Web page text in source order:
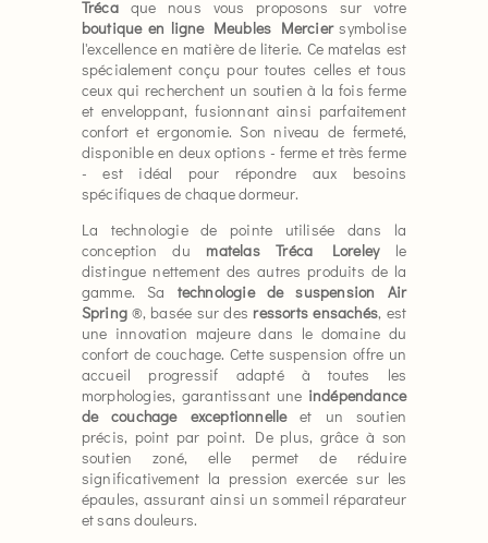
Trécaque nous vous proposons sur votre
boutique en ligne Meubles Merciersymbolise
l'excellence en matière de literie. Ce matelas est
spécialement conçu pour toutes celles et tous
ceux qui recherchent un soutien à la fois ferme
et enveloppant, fusionnant ainsi parfaitement
confort et ergonomie. Son niveau de fermeté,
disponible en deux options - ferme et très ferme
- est idéal pour répondre aux besoins
spécifiques de chaque dormeur.
La technologie de pointe utilisée dans la
conception du matelas Tréca Loreleyle
distingue nettement des autres produits de la
gamme. Sa technologie de suspension Air
Spring ®, basée sur des ressorts ensachés, est
une innovation majeure dans le domaine du
confort de couchage. Cette suspension offre un
accueil progressif adapté à toutes les
morphologies, garantissant une indépendance
de couchage exceptionnelleet un soutien
précis, point par point. De plus, grâce à son
soutien zoné, elle permet de réduire
significativement la pression exercée sur les
épaules, assurant ainsi un sommeil réparateur
et sans douleurs.